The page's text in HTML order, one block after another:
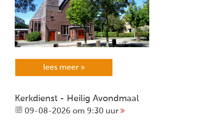
lees meer »
Kerkdienst - Heilig Avondmaal
09-08-2026 om 9:30 uur